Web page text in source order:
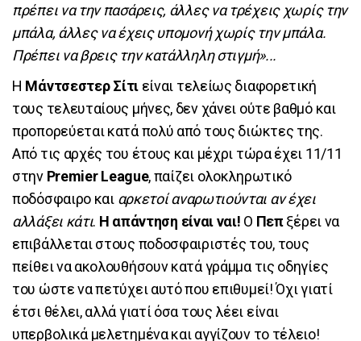
πρέπει να την πασάρεις, άλλες να τρέχεις χωρίς την
μπάλα, άλλες να έχεις υπομονή χωρίς την μπάλα.
Πρέπει να βρεις την κατάλληλη στιγμή»...
Η Μάντσεστερ Σίτιείναι τελείως διαφορετική
τους τελευταίους μήνες, δεν χάνει ούτε βαθμό και
προπορεύεται κατά πολύ από τους διώκτες της.
Από τις αρχές του έτους και μέχρι τώρα έχει 11/11
στην Premier League, παίζει ολοκληρωτικό
ποδόσφαιρο και αρκετοί αναρωτιούνται αν έχει
αλλάξει κάτι. Η απάντηση είναι ναι! Ο Πεπξέρει να
επιβάλλεται στους ποδοσφαιριστές του, τους
πείθει να ακολουθήσουν κατά γράμμα τις οδηγίες
του ώστε να πετύχει αυτό που επιθυμεί! Όχι γιατί
έτσι θέλει, αλλά γιατί όσα τους λέει είναι
υπερβολικά μελετημένα και αγγίζουν το τέλειο!